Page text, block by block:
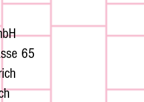
65